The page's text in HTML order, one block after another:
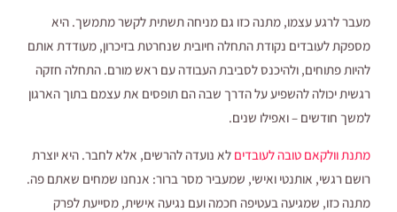
מעבר לרגע עצמו, מתנה כזו גם מניחה תשתית לקשר מתמשך. היא
מספקת לעובדים נקודת התחלה חיובית שנחרטת בזיכרון, מעודדת אותם
להיות פתוחים, ולהיכנס לסביבת העבודה עם ראש מורם. התחלה חזקה
רגשית יכולה להשפיע על הדרך שבה הם תופסים את עצמם בתוך הארגון
למשך חודשים – ואפילו שנים.
מתנת וולקאם טובה לעובדים לא נועדה להרשים, אלא לחבר. היא יוצרת
רושם רגשי, אותנטי ואישי, שמעביר מסר ברור: אנחנו שמחים שאתם פה.
מתנה כזו, שמגיעה בעטיפה חכמה ועם נגיעה אישית, מסייעת לפרק